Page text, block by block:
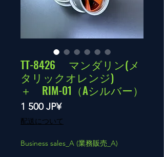
TT-8426 マンダリン(メ
タリックオレンジ)
＋ RIM-01（Aシルバー）
1 500 JP¥Cena
配送について
Business sales_A (業務販売_A)